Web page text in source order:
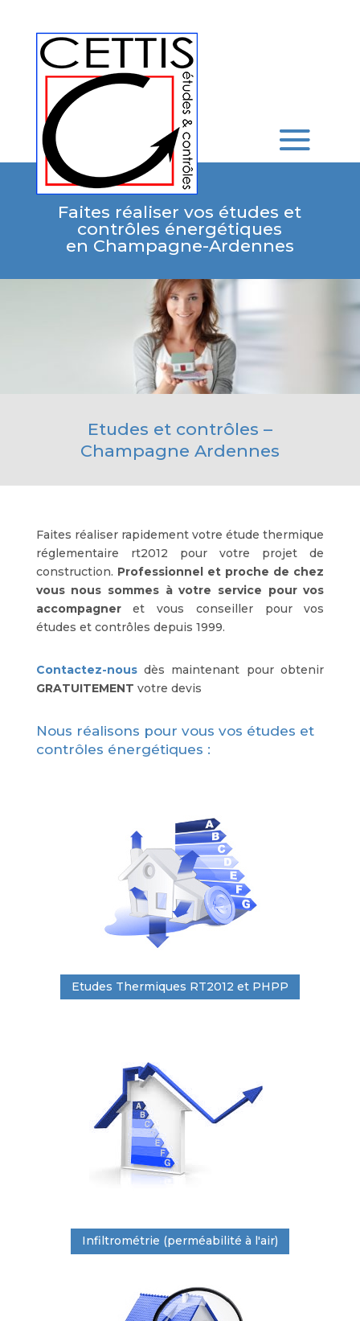
Faites réaliser vos études et
contrôles énergétiques
en Champagne-Ardennes
Etudes et contrôles –
Champagne Ardennes
Faites réaliser rapidement votre étude thermique
réglementaire rt2012 pour votre projet de
construction. Professionnel et proche de chez
vous nous sommes à votre service pour vos
accompagneret vous conseiller pour vos
études et contrôles depuis 1999.
Contactez-nousdès maintenant pour obtenir
GRATUITEMENT votre devis
Nous réalisons pour vous vos études et
contrôles énergétiques :
Etudes Thermiques RT2012 et PHPP
Infiltrométrie (perméabilité à l'air)